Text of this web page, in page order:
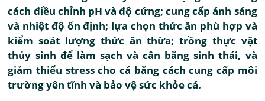
cách điều chỉnh pH và độ cứng; cung cấp ánh sáng
và nhiệt độ ổn định; lựa chọn thức ăn phù hợp và
kiểm soát lượng thức ăn thừa; trồng thực vật
thủy sinh để làm sạch và cân bằng sinh thái, và
giảm thiểu stress cho cá bằng cách cung cấp môi
trường yên tĩnh và bảo vệ sức khỏe cá.